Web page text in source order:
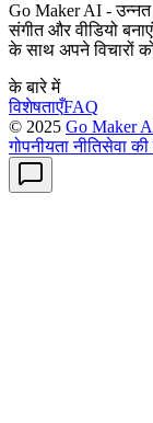
Go Maker AI -
संगीत और वीडियो
के साथ अपने विचारों
के बारे में
विशेषताएँFAQ
© 2025 Go Maker
गोपनीयता नीतिसेवा की